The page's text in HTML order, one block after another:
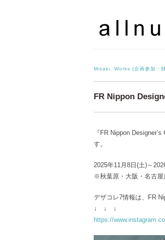
Misaki Works (企画参加・
FR Nippon
『FR Nippon
す。
2025年11月8日(土)～
※秋葉原・大阪・名古屋
デザコレ7情報は、FR
↓ ↓ ↓
https://